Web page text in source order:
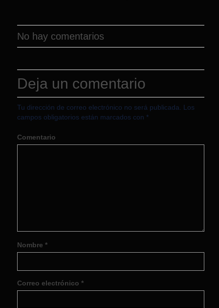
No hay comentarios
Deja un comentario
Tu dirección de correo electrónico no será publicada.
Los
campos obligatorios están marcados con *
Comentario
Nombre *
Correo electrónico *